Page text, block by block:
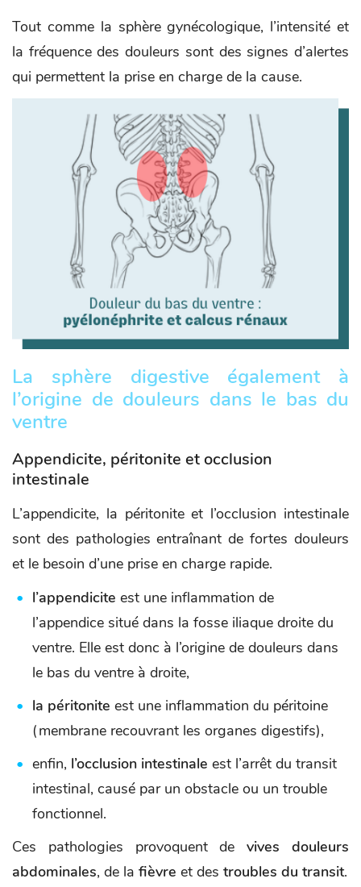
Tout comme la sphère gynécologique, l’intensité et
la fréquence des douleurs sont des signes d’alertes
qui permettent la prise en charge de la cause.
La sphère digestive également à
l’origine de douleurs dans le bas du
ventre
Appendicite, péritonite et occlusion
intestinale
L’appendicite, la péritonite et l’occlusion intestinale
sont des pathologies entraînant de fortes douleurs
et le besoin d’une prise en charge rapide.
l’appendicite est une inflammation de
l’appendice situé dans la fosse iliaque droite du
ventre. Elle est donc à l’origine de douleurs dans
le bas du ventre à droite,
la péritonite est une inflammation du péritoine
(membrane recouvrant les organes digestifs),
enfin, l’occlusion intestinale est l’arrêt du transit
intestinal, causé par un obstacle ou un trouble
fonctionnel.
Ces pathologies provoquent devives douleurs
abdominales, de la fièvre et des troubles du transit.